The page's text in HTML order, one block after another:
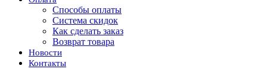
Способы оплаты
Система скидок
Как сделать заказ
Возврат товара
Новости
Контакты